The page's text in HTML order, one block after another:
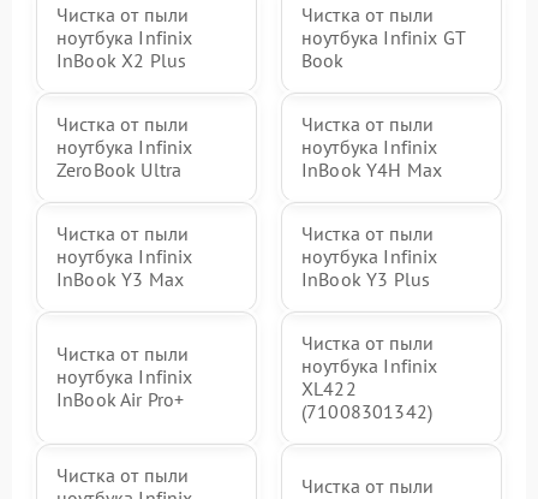
Чистка от пыли
ноутбука Infinix
InBook X2 Plus
Чистка от пыли
ноутбука Infinix GT
Book
Чистка от пыли
ноутбука Infinix
ZeroBook Ultra
Чистка от пыли
ноутбука Infinix
InBook Y4H Max
Чистка от пыли
ноутбука Infinix
InBook Y3 Max
Чистка от пыли
ноутбука Infinix
InBook Y3 Plus
Чистка от пыли
ноутбука Infinix
InBook Air Pro+
Чистка от пыли
ноутбука Infinix
XL422
(71008301342)
Чистка от пыли
Чистка от пыли